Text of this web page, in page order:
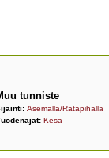
tunniste
Asemalla/Ratapihalla
Kesä